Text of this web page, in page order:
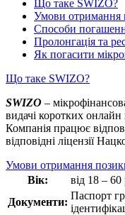
Що таке SWIZO?
Умови отримання
Способи
Пролонгація та
Як погасити
Що таке SWIZO?
SWIZO –
видачі коротких
Компанія працює
відповідні ліцензії
Умови отримання
Вік:
від 18 – 60
Документи:
Паспорт